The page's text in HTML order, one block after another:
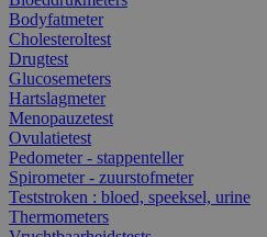
Bodyfatmeter
Cholesteroltest
Drugtest
Glucosemeters
Hartslagmeter
Menopauzetest
Ovulatietest
Pedometer - stappenteller
Spirometer - zuurstofmeter
Teststroken : bloed, speeksel, urine
Thermometers